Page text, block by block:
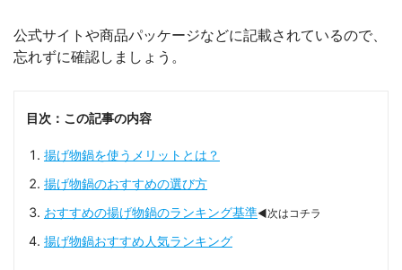
公式サイトや商品パッケージなどに記載されているので、
忘れずに確認しましょう。
目次：この記事の内容
揚げ物鍋を使うメリットとは？
揚げ物鍋のおすすめの選び方
おすすめの揚げ物鍋のランキング基準◀次はコチラ
揚げ物鍋おすすめ人気ランキング